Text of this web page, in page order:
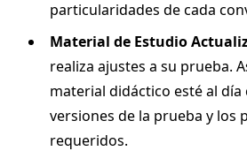
particularidades de cada
Material de Estudio
realiza ajustes a su prueba.
material didáctico esté al día
versiones de la prueba y los
requeridos.